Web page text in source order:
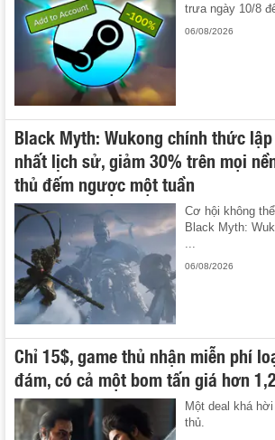
trưa ngày 10/8
06/08/2026
Black Myth: Wukong chính thức
nhất lịch sử, giảm 30% trên mọi
thủ đếm ngược một tuần
Cơ hội không
Black Myth:
...
06/08/2026
Chỉ 15$, game thủ nhận miễn phí
đám, có cả một bom tấn giá hơn
Một deal khá
thủ.